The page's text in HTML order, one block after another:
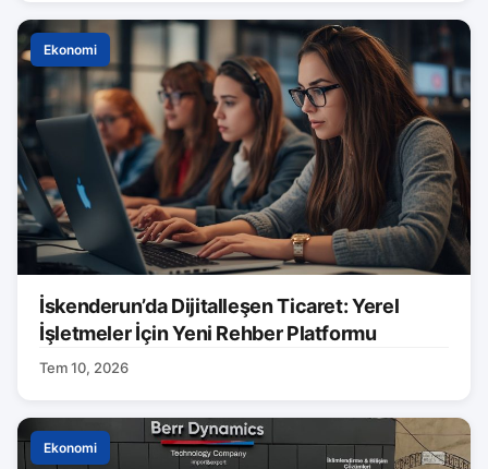
Ekonomi
İskenderun’da Dijitalleşen Ticaret: Yerel
İşletmeler İçin Yeni Rehber Platformu
Tem 10, 2026
Ekonomi